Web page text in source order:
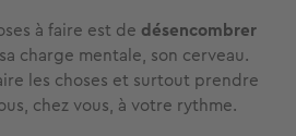
à faire est de désencombrer
charge mentale, son cerveau.
les choses et surtout prendre
chez vous, à votre rythme.